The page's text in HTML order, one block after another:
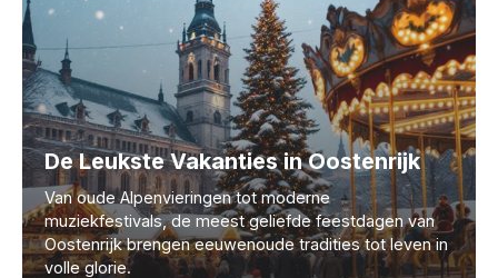
De Leukste Vakanties in Oostenrijk
Van oude Alpenvieringen tot moderne
muziekfestivals, de meest geliefde feestdagen van
Oostenrijk brengen eeuwenoude tradities tot leven in
volle glorie.